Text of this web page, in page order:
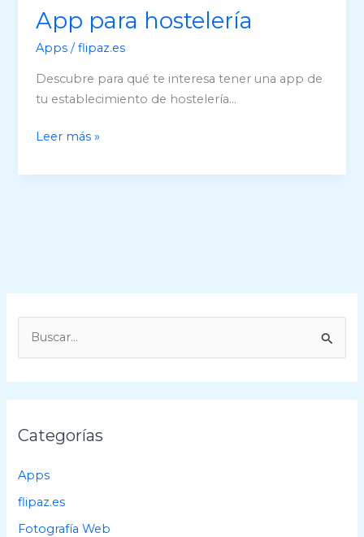
App para hostelería
Apps /flipaz.es
Descubre para qué te interesa tener una app de
tu establecimiento de hostelería…
App
hostelería
Leer más »
c
r
p
Categorías
Apps
flipaz.es
Fotografía Web